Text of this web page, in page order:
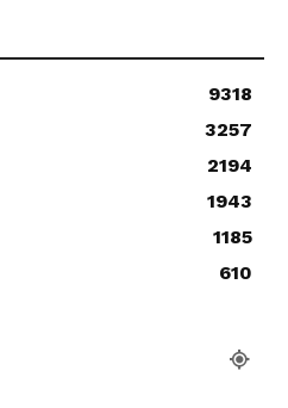
9318
3257
2194
1943
1185
610